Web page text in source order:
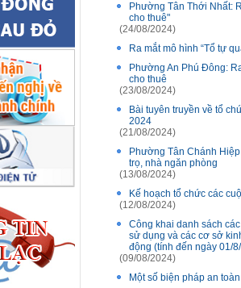
Phường Tân Thới Nhất:
cho thuê"
(24/08/2024)
Ra mắt mô hình “Tổ tự
Phường An Phú Đông:
cho thuê
(23/08/2024)
Bài tuyên truyền về tổ
2024
(21/08/2024)
Phường Tân Chánh
trọ, nhà ngăn phòng
(13/08/2024)
Kế hoạch tổ chức các
(12/08/2024)
Công khai danh sách
sử dụng và các cơ sở
động (tính đến ngày 01/
(09/08/2024)
Một số biện pháp an